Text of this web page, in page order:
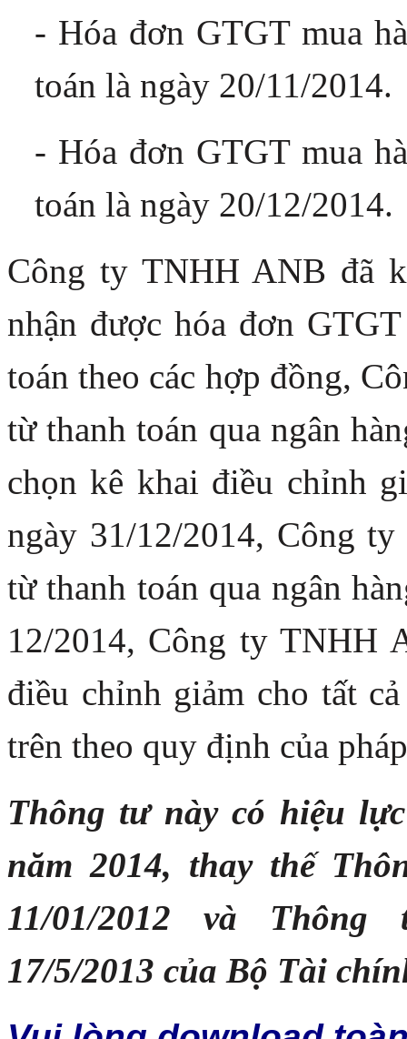
- Hóa đơn GTGT mua
toán là ngày 20/11/2014.
- Hóa đơn GTGT mua
toán là ngày 20/12/2014.
Công ty TNHH ANB đã
nhận được hóa đơn
toán theo các hợp đồng,
từ thanh toán qua ngân
chọn kê khai điều chỉnh
ngày 31/12/2014, Công
từ thanh toán qua ngân
12/2014, Công ty TNHH
điều chỉnh giảm cho tất
trên theo quy định của
Thông tư này có hiệu
năm 2014, thay thế
11/01/2012 và Thông
17/5/2013 của Bộ Tài